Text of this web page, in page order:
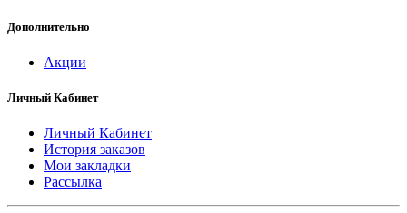
Дополнительно
Акции
Личный Кабинет
Личный Кабинет
История заказов
Мои закладки
Рассылка